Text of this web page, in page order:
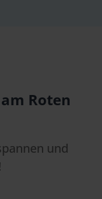
Roten
und